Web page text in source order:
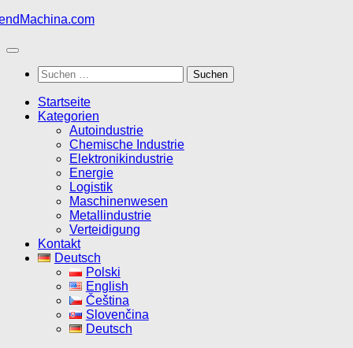
Zum
springen
Suchen
nach:
Startseite
Kategorien
Autoindustrie
Chemische Industrie
Elektronikindustrie
Energie
Logistik
Maschinenwesen
Metallindustrie
Verteidigung
Kontakt
Deutsch
Polski
English
Čeština
Slovenčina
Deutsch